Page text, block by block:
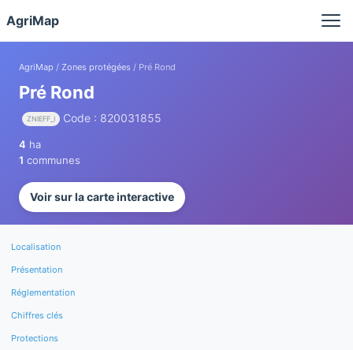
AgriMap
AgriMap / Zones protégées / Pré Rond
Pré Rond
ZNIEFF_I Code : 820031855
4 ha
1 communes
Voir sur la carte interactive
Localisation
Présentation
Réglementation
Chiffres clés
Protections